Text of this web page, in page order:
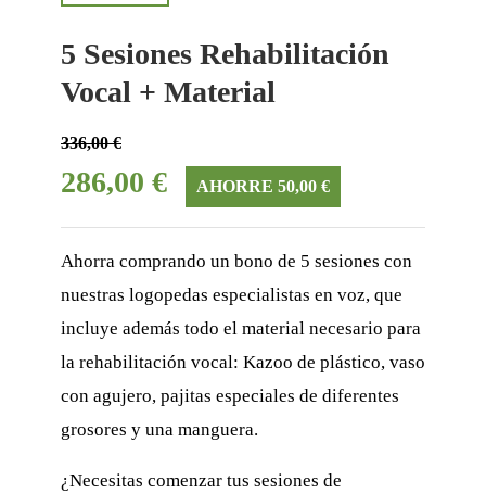
5 Sesiones Rehabilitación
Vocal + Material
336,00 €
286,00 € AHORRE 50,00 €
Ahorra comprando un bono de 5 sesiones con
nuestras logopedas especialistas en voz, que
incluye además todo el material necesario para
la rehabilitación vocal: Kazoo de plástico, vaso
con agujero, pajitas especiales de diferentes
grosores y una manguera.
¿Necesitas comenzar tus sesiones de